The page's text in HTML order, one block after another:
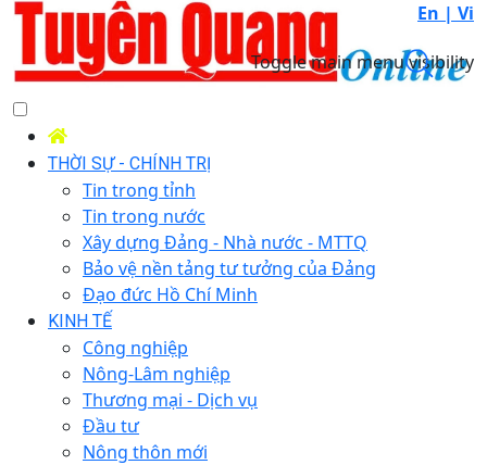
En | Vi
Toggle main menu visibility
THỜI SỰ - CHÍNH TRỊ
Tin trong tỉnh
Tin trong nước
Xây dựng Đảng - Nhà nước - MTTQ
Bảo vệ nền tảng tư tưởng của Đảng
Đạo đức Hồ Chí Minh
KINH TẾ
Công nghiệp
Nông-Lâm nghiệp
Thương mại - Dịch vụ
Đầu tư
Nông thôn mới